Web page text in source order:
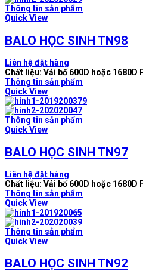
Thông tin sản phẩm
Quick View
BALO HỌC SINH TN98
Liên hệ đặt hàng
Chất liệu: Vải bố 600D hoặc 1680D
Thông tin sản phẩm
Quick View
Thông tin sản phẩm
Quick View
BALO HỌC SINH TN97
Liên hệ đặt hàng
Chất liệu: Vải bố 600D hoặc 1680D
Thông tin sản phẩm
Quick View
Thông tin sản phẩm
Quick View
BALO HỌC SINH TN92